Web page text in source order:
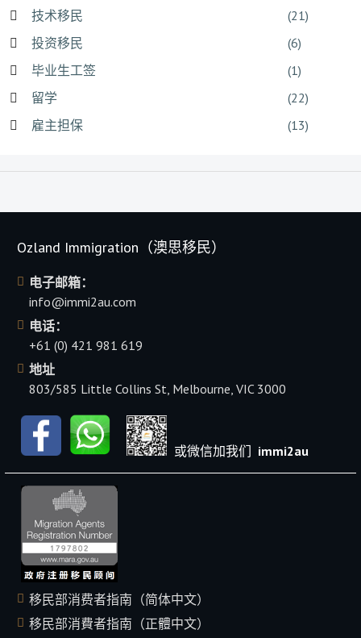
技术移民
(21)
投资移民
(6)
毕业生工签
(1)
留学
(22)
雇主担保
(13)
Ozland Immigration（澳思移民）
电子邮箱：
info@immi2au.com
电话：
+61 (0) 421 981 619
地址
803/585 Little Collins St, Melbourne, VIC 3000
或微信加我们 immi2au
移民部消费者指南（简体中文）
移民部消費者指南（正體中文）